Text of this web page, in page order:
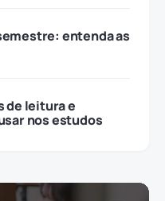
entenda as
de leitura e
nos estudos